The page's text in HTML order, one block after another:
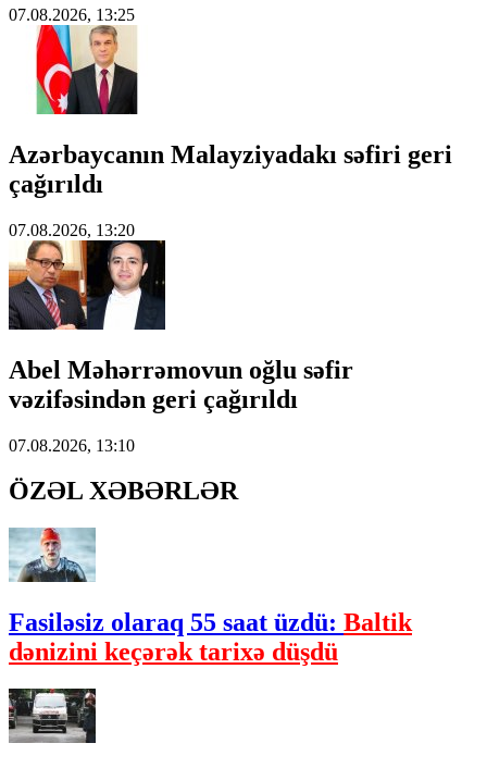
07.08.2026, 13:25
Azərbaycanın Malayziyadakı səfiri geri
çağırıldı
07.08.2026, 13:20
Abel Məhərrəmovun oğlu səfir
vəzifəsindən geri çağırıldı
07.08.2026, 13:10
ÖZƏL XƏBƏRLƏR
Fasiləsiz olaraq 55 saat üzdü: Baltik
dənizini keçərək tarixə düşdü